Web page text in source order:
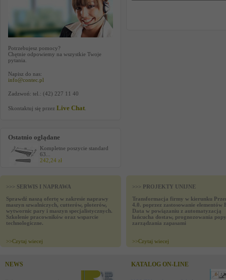
Potrzebujesz pomocy?
Chętnie odpowiemy na wszystkie Twoje
pytania.
Napisz do nas:
info@contec.pl
Zadzwoń: tel.: (42) 227 11 40
Skontaktuj się przez Live Chat
Ostatnio oglądane
Kompletne poszycie standard
63...
242,24 zł
>>> SERWIS I NAPRAWA
Sprawdź naszą ofertę w zakresie naprawy
maszyn szwalniczych, cutterów, ploterów,
wytwornic pary i maszyn specjalistycznych.
Szkolenie pracowników oraz wsparcie
technologiczne.
>>Czytaj wiecej
>>> PROJEKTY UNIJNE
Transformacja firmy w kierunku
4.0. poprzez zastosowanie elementów
Data w powiązaniu z automatyzacją
łańcucha dostaw, prognozowania
zarządzania zapasami
>>Czytaj wiecej
NEWS KATALOG ON-LINE